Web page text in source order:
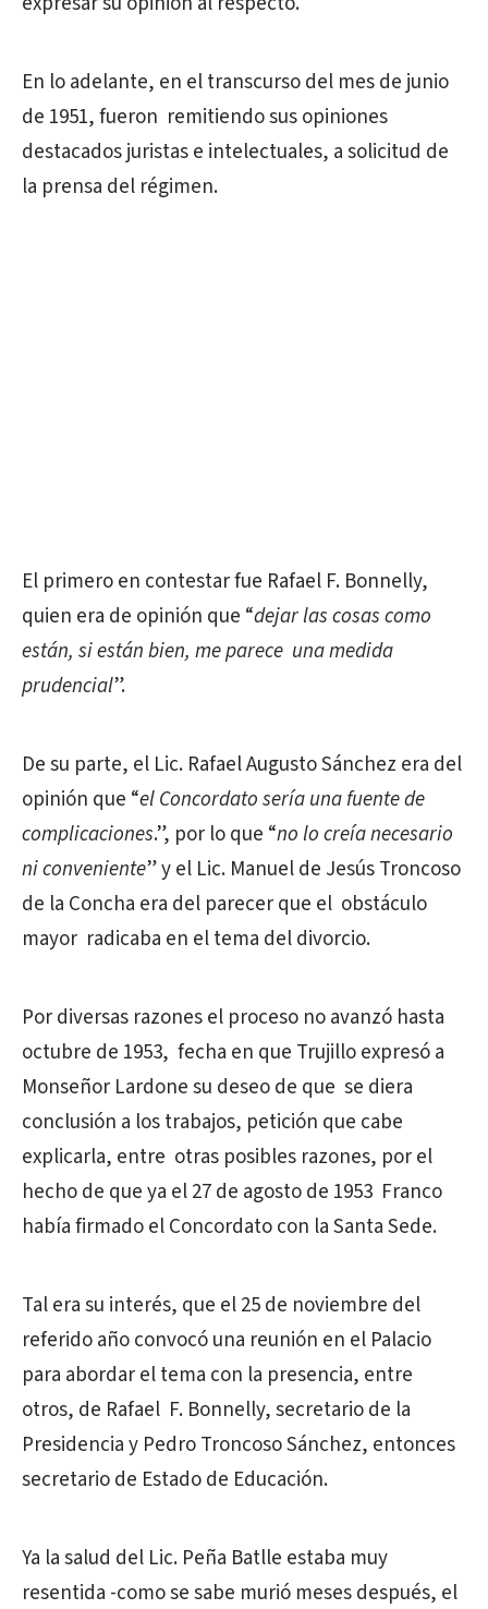
En lo adelante, en el transcurso del mes de junio
de 1951, fueron remitiendo sus opiniones
destacados juristas e intelectuales, a solicitud de
la prensa del régimen.
El primero en contestar fue Rafael F. Bonnelly,
quien era de opinión que “dejar las cosas como
están, si están bien, me parece una medida
prudencial”.
De su parte, el Lic. Rafael Augusto Sánchez era del
opinión que “el Concordato sería una fuente de
complicaciones.”, por lo que “no lo creía necesario
ni conveniente” y el Lic. Manuel de Jesús Troncoso
de la Concha era del parecer que el obstáculo
mayor radicaba en el tema del divorcio.
Por diversas razones el proceso no avanzó hasta
octubre de 1953, fecha en que Trujillo expresó a
Monseñor Lardone su deseo de que se diera
conclusión a los trabajos, petición que cabe
explicarla, entre otras posibles razones, por el
hecho de que ya el 27 de agosto de 1953 Franco
había firmado el Concordato con la Santa Sede.
Tal era su interés, que el 25 de noviembre del
referido año convocó una reunión en el Palacio
para abordar el tema con la presencia, entre
otros, de Rafael F. Bonnelly, secretario de la
Presidencia y Pedro Troncoso Sánchez, entonces
secretario de Estado de Educación.
Ya la salud del Lic. Peña Batlle estaba muy
resentida -como se sabe murió meses después, el